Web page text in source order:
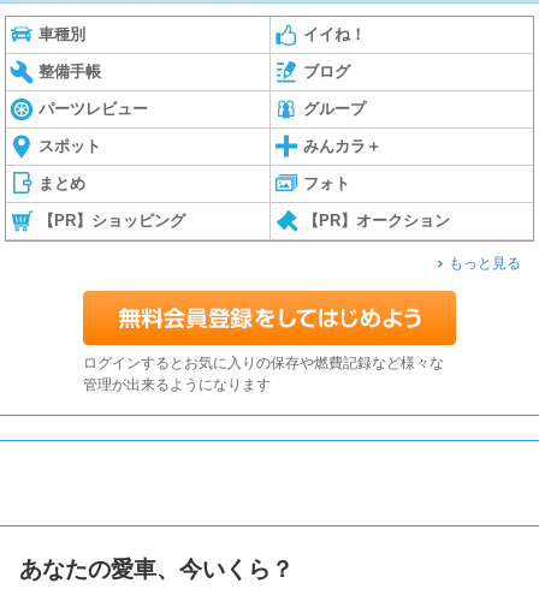
車種別 イイね！
整備手帳 ブログ
パーツレビュー グループ
スポット みんカラ＋
まとめ フォト
【PR】ショッピング 【PR】オークション
もっと見る
ログインするとお気に入りの保存や燃費記録など様々な
管理が出来るようになります
あなたの愛車、今いくら？